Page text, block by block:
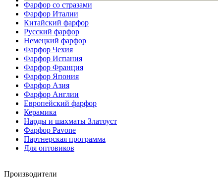
Фарфор со стразами
Фарфор Италии
Китайский фарфор
Русский фарфор
Немецкий фарфор
Фарфор Чехия
Фарфор Испания
Фарфор Франция
Фарфор Япония
Фарфор Азия
Фарфор Англии
Европейский фарфор
Керамика
Нарды и шахматы Златоуст
Фарфор Pavone
Партнерская программа
Для оптовиков
Производители